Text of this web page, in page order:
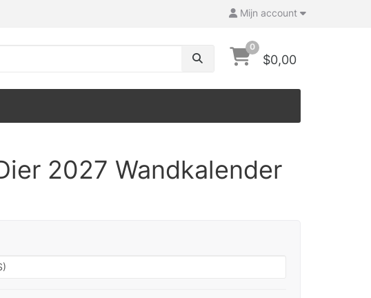
Mijn account
0
$0,00
2027 Wandkalender